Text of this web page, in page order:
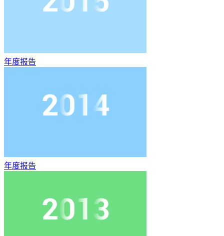
年度报告
年度报告